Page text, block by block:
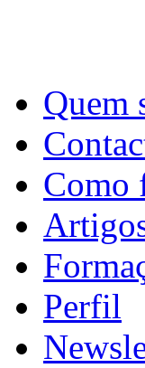
Quem
Como
Perfil